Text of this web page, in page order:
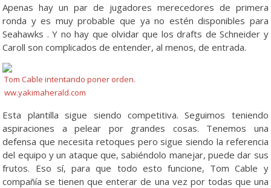
Apenas hay un par de jugadores merecedores de primera
ronda y es muy probable que ya no estén disponibles para
Seahawks . Y no hay que olvidar que los drafts de Schneider y
Caroll son complicados de entender, al menos, de entrada.
Tom Cable intentando poner orden.
ww.yakimaherald.com
Esta plantilla sigue siendo competitiva. Seguimos teniendo
aspiraciones a pelear por grandes cosas. Tenemos una
defensa que necesita retoques pero sigue siendo la referencia
del equipo y un ataque que, sabiéndolo manejar, puede dar sus
frutos. Eso sí, para que todo esto funcione, Tom Cable y
compañía se tienen que enterar de una vez por todas que una